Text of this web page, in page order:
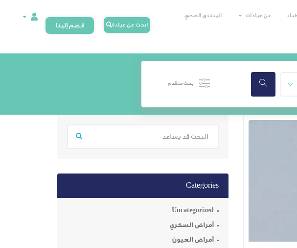
عن عيادات
المنتدى الصحي
ابحث عن عيادة
انضم إلينا
بحث متقدم
Categories
Uncategorized
أمراض السكري
أمراض العيون